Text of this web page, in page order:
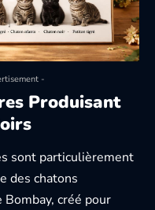
-
Produisant
sont particulièrement
des chatons
Bombay, créé pour